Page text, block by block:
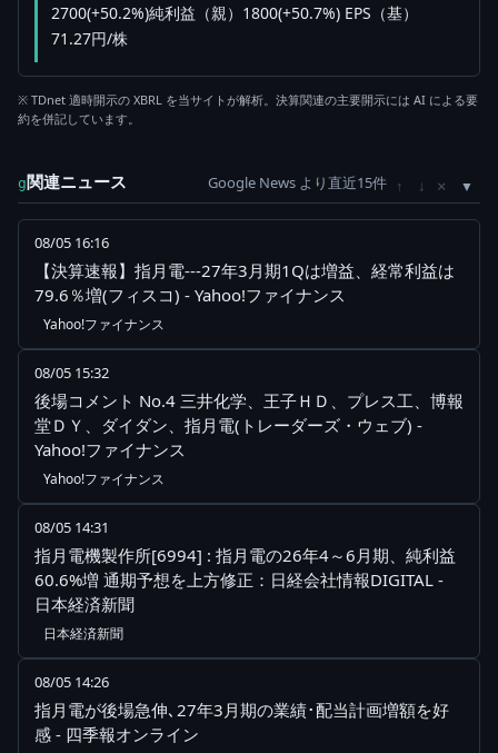
2700(+50.2%)純利益（親）1800(+50.7%) EPS（基）
71.27円/株
※ TDnet 適時開示の XBRL を当サイトが解析。決算関連の主要開示には AI による要
約を併記しています。
g関連ニュース Google News より直近15件 ↑ ↓ ×
08/05 16:16
【決算速報】指月電---27年3月期1Qは増益、経常利益は
79.6％増(フィスコ) - Yahoo!ファイナンス
Yahoo!ファイナンス
08/05 15:32
後場コメント No.4 三井化学、王子ＨＤ、プレス工、博報
堂ＤＹ、ダイダン、指月電(トレーダーズ・ウェブ) -
Yahoo!ファイナンス
Yahoo!ファイナンス
08/05 14:31
指月電機製作所[6994] : 指月電の26年4～6月期、純利益
60.6%増 通期予想を上方修正：日経会社情報DIGITAL -
日本経済新聞
日本経済新聞
08/05 14:26
指月電が後場急伸､27年3月期の業績･配当計画増額を好
感 - 四季報オンライン